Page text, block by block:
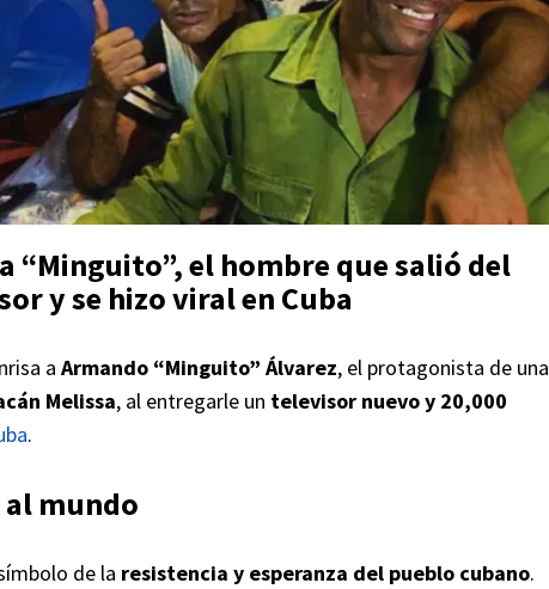
“Minguito”, el hombre que salió del
y se hizo viral en Cuba
a Armando “Minguito” Álvarez, el protagonista de una
Melissa, al entregarle un televisor nuevo y 20,000
.
mundo
de la resistencia y esperanza del pueblo cubano.